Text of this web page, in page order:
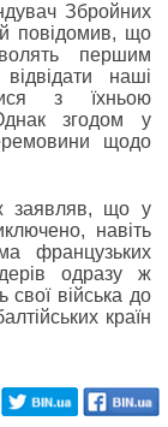
Збройних
повідомив, що
першим
наші
з їхньою
згодом у
щодо
заявляв, що у
навіть
французьких
одразу ж
війська до
країн